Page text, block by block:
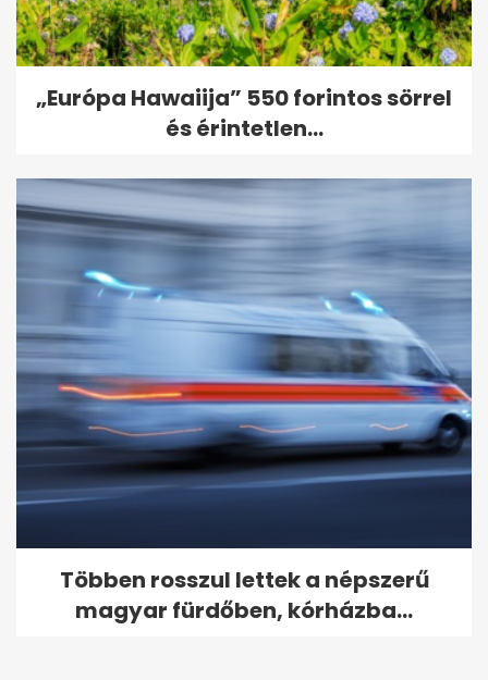
„Európa Hawaiija” 550 forintos sörrel
és érintetlen...
Többen rosszul lettek a népszerű
magyar fürdőben, kórházba...